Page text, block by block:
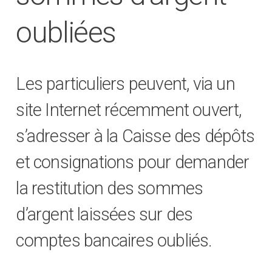
oubliées
Les particuliers peuvent, via un
site Internet récemment ouvert,
s’adresser à la Caisse des dépôts
et consignations pour demander
la restitution des sommes
d’argent laissées sur des
comptes bancaires oubliés.